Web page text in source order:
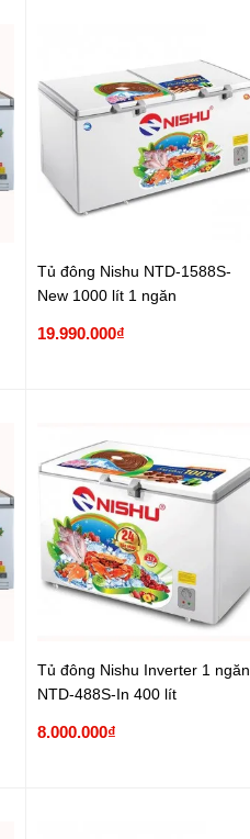
Tủ đông Nishu NTD-1588S-
New 1000 lít 1 ngăn
19.990.000₫
Tủ đông Nishu Inverter 1 ngăn
NTD-488S-In 400 lít
8.000.000₫